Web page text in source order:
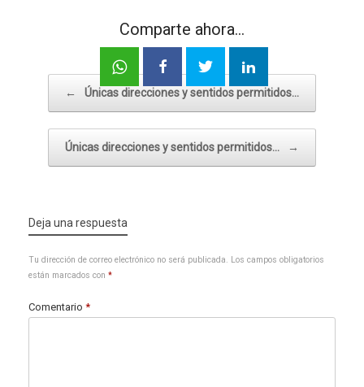
Comparte ahora...
← Únicas direcciones y sentidos permitidos…
Únicas direcciones y sentidos permitidos… →
Deja una respuesta
Tu dirección de correo electrónico no será publicada. Los campos obligatorios
están marcados con *
Comentario *